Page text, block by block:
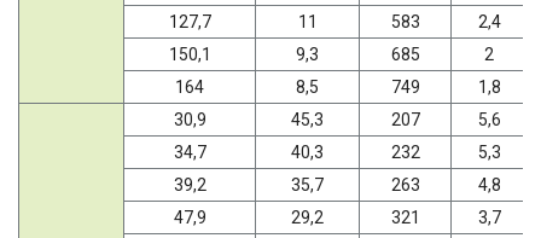
127,7
11 583
2,4
150,1
9,3 685
2
164
8,5 749 1,8
30,9 45,3 207
5,6
34,7
40,3 232
5,3
39,2
35,7 263
4,8
47,9
29,2 321
3,7